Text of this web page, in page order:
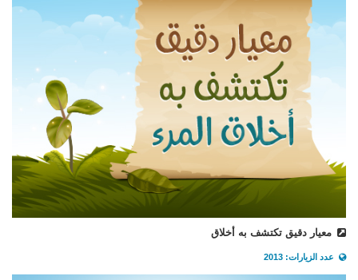
معيار دقيق تكتشف به أخلاق
عدد الزيارات: 2013